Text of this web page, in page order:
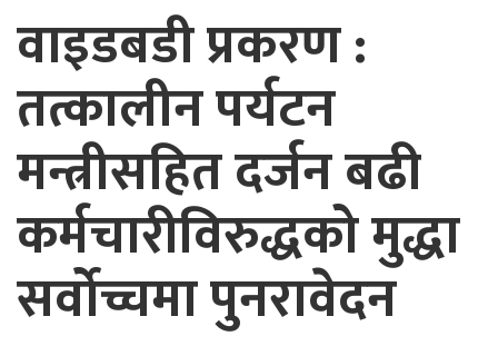
वाइडबडी प्रकरण :
तत्कालीन पर्यटन
मन्त्रीसहित दर्जन बढी
कर्मचारीविरुद्धको मुद्धा
सर्वोच्चमा पुनरावेदन